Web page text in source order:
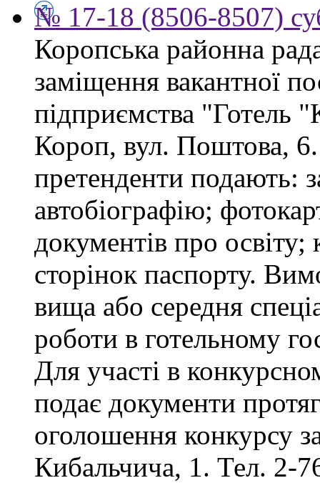
№ 17-18 (8506-8507)
Коропська районна
заміщення вакантної
підприємства "Готель
Короп, вул. Поштова, 6.
претенденти подають:
автобіографію;
документів про
сторінок паспорту.
вища або середня
роботи в готельному
Для участі в
подає документи
оголошення конкурсу
Кибальчича, 1. Тел. 2-